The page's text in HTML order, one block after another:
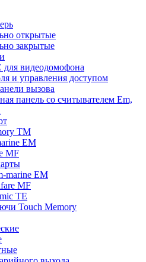
открытые
закрытые
видеодомофона
и управления доступом
вызова
панель со считывателем Em,
TM
EM
MF
marine EM
MF
TE
Touch Memory